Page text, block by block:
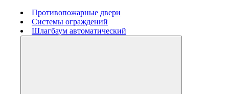
Противопожарные двери
Системы ограждений
Шлагбаум автоматический